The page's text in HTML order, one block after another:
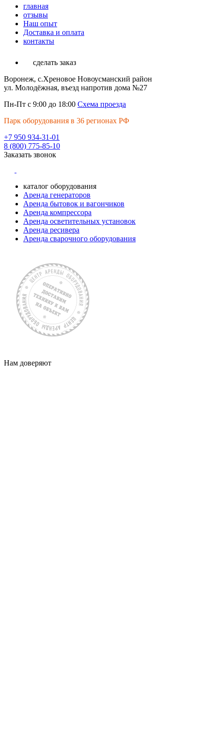
главная
отзывы
Наш опыт
Доставка и оплата
контакты
сделать заказ
Воронеж, с.Хреновое Новоусманский район
ул. Молодёжная, въезд напротив дома №27
Пн-Пт с 9:00 до 18:00 Схема проезда
Парк оборудования в 36 регионах РФ
+7 950 934-31-01
8 (800) 775-85-10
Заказать звонок
каталог оборудования
Аренда генераторов
Аренда бытовок и вагончиков
Аренда компрессора
Аренда осветительных установок
Аренда ресивера
Аренда сварочного оборудования
Нам доверяют